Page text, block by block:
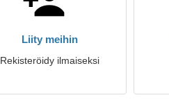
Liity meihin
Rekisteröidy ilmaiseksi